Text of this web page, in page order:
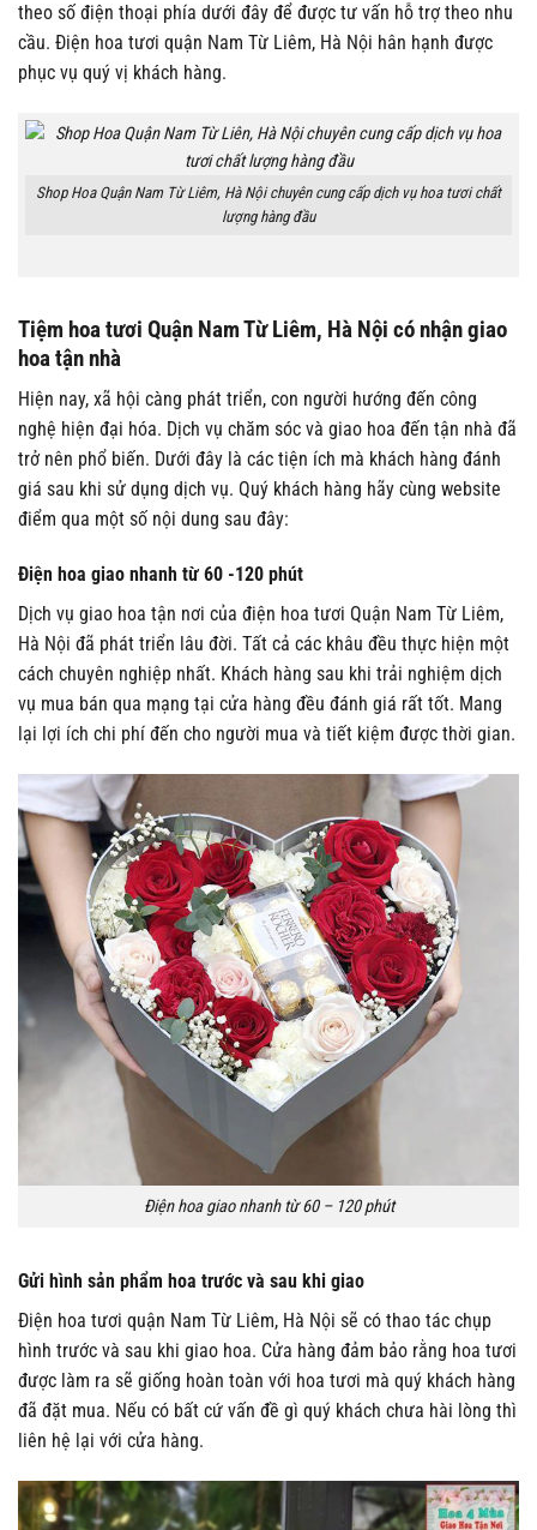
theo số điện thoại phía dưới đây để được tư vấn hỗ trợ theo nhu
cầu. Điện hoa tươi quận Nam Từ Liêm, Hà Nội hân hạnh được
phục vụ quý vị khách hàng.
Shop Hoa Quận Nam Từ Liêm, Hà Nội chuyên cung cấp dịch vụ hoa tươi chất
lượng hàng đầu
Tiệm hoa tươi Quận Nam Từ Liêm, Hà Nội có nhận giao
hoa tận nhà
Hiện nay, xã hội càng phát triển, con người hướng đến công
nghệ hiện đại hóa. Dịch vụ chăm sóc và giao hoa đến tận nhà đã
trở nên phổ biến. Dưới đây là các tiện ích mà khách hàng đánh
giá sau khi sử dụng dịch vụ. Quý khách hàng hãy cùng website
điểm qua một số nội dung sau đây:
Điện hoa giao nhanh từ 60 -120 phút
Dịch vụ giao hoa tận nơi của điện hoa tươi Quận Nam Từ Liêm,
Hà Nội đã phát triển lâu đời. Tất cả các khâu đều thực hiện một
cách chuyên nghiệp nhất. Khách hàng sau khi trải nghiệm dịch
vụ mua bán qua mạng tại cửa hàng đều đánh giá rất tốt. Mang
lại lợi ích chi phí đến cho người mua và tiết kiệm được thời gian.
Điện hoa giao nhanh từ 60 – 120 phút
Gửi hình sản phẩm hoa trước và sau khi giao
Điện hoa tươi quận Nam Từ Liêm, Hà Nội sẽ có thao tác chụp
hình trước và sau khi giao hoa. Cửa hàng đảm bảo rằng hoa tươi
được làm ra sẽ giống hoàn toàn với hoa tươi mà quý khách hàng
đã đặt mua. Nếu có bất cứ vấn đề gì quý khách chưa hài lòng thì
liên hệ lại với cửa hàng.